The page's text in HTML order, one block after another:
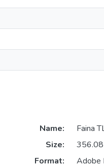
Name:
Faina
Size:
Format:
Adobe